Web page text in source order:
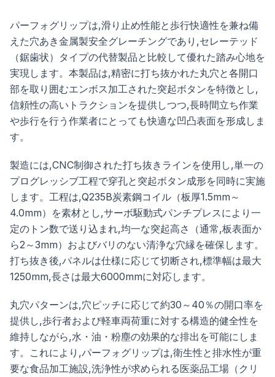
パーフォグリップは,滑り止め性能と歩行快適性を兼ね備
えた穴あき金属製安全グレーチングであり,セレーテッド
（鋸歯状）タイプの代替製品と比較して優れた踏み心地を
実現します。本製品は,精密に打ち抜かれた丸穴と各開口
部を取り囲むエンボス加工された突起ボタンを特徴とし,
信頼性の高いトラクションを提供しつつ,長時間立ち作業
や歩行を行う作業者にとっても快適な凹凸表面を形成しま
す。
製造には,CNC制御された打ち抜きラインを使用し,単一の
プログレッシブ工程で穿孔と突起ボタン成形を同時に実施
します。工程は,Q235B炭素鋼コイル（板厚1.5mm～
4.0mm）を素材とし,サーボ駆動式パンチプレスにより一
定のトン数で送り込まれ,均一な突起高さ（通常,板表面か
ら2～3mm）およびバリのない清浄な穴縁を確保します。
打ち抜き後,パネルは仕様に応じて切断され,標準幅は最大
1250mm,長さは最大6000mmに対応します。
丸穴パターンは,穴ピッチに応じて約30～40％の開口率を
提供し,歩行者および軽車両荷重に対する構造的健全性を
維持しながら,水・油・粉塵の効果的な排出を可能にしま
す。これにより,パーフォグリップは,衛生性と排水性が重
要な食品加工施設,洗浄性が求められる医薬品工場（クリ